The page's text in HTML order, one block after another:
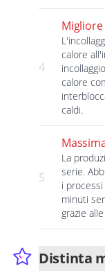
4
calore
calore
caldi.
5
La
serie.
i
minuti
grazie
Distinta